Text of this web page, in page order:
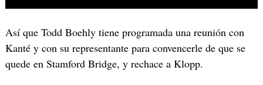
Así que Todd Boehly tiene programada una reunión con
Kanté y con su representante para convencerle de que se
quede en Stamford Bridge, y rechace a Klopp.